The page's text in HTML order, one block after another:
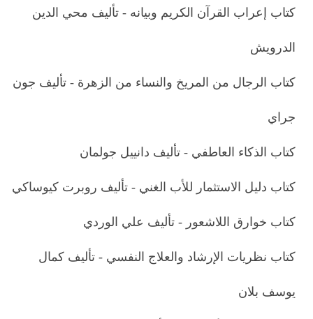
كتاب إعراب القرآن الكريم وبيانه - تأليف محي الدين
الدرويش
كتاب الرجال من المريخ والنساء من الزهرة - تأليف جون
جراي
كتاب الذكاء العاطفي - تأليف دانييل جولمان
كتاب دليل الاستثمار للأب الغني - تأليف روبرت كيوساكي
كتاب خوارق اللاشعور - تأليف علي الوردي
كتاب نظريات الإرشاد والعلاج النفسي - تأليف كمال
يوسف بلان